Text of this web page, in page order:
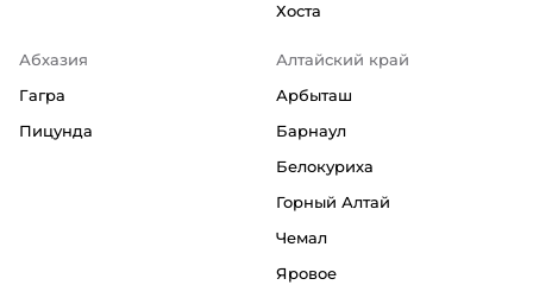
Хоста
Абхазия
Гагра
Пицунда
Алтайский край
Арбыташ
Барнаул
Белокуриха
Горный Алтай
Чемал
Яровое